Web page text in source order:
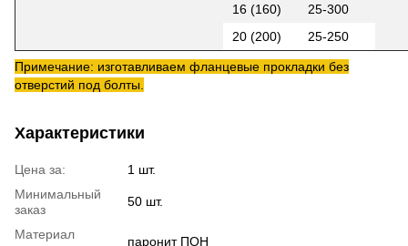
16 (160)
25-300
20 (200)
25-250
Примечание: изготавливаем фланцевые прокладки без
отверстий под болты.
Характеристики
Цена за:
1 шт.
Минимальный
заказ
50 шт.
Материал
паронит ПОН